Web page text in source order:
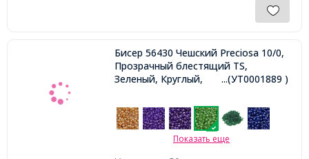
Бисер 56430 Чешский Preciosa 10/0,
Прозрачный блестящий TS,
Зеленый, Круглый,
...(УТ0001889 )
Показать еще